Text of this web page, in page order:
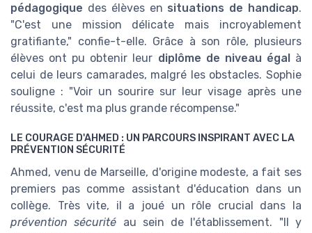
pédagogique des élèves en situations de handicap.
"C'est une mission délicate mais incroyablement
gratifiante," confie-t-elle. Grâce à son rôle, plusieurs
élèves ont pu obtenir leur diplôme de niveau égalà
celui de leurs camarades, malgré les obstacles. Sophie
souligne : "Voir un sourire sur leur visage après une
réussite, c'est ma plus grande récompense."
LE COURAGE D'AHMED : UN PARCOURS INSPIRANT AVEC LA
PRÉVENTION SÉCURITÉ
Ahmed, venu de Marseille, d'origine modeste, a fait ses
premiers pas comme assistant d'éducation dans un
collège. Très vite, il a joué un rôle crucial dans la
prévention sécurité au sein de l'établissement. "Il y